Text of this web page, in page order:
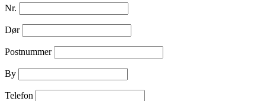
Nr.
Dør
Postnummer
By
Telefon